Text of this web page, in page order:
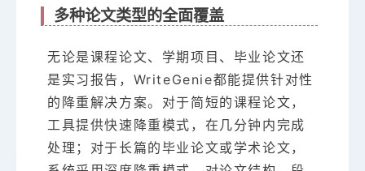
多种论文类型的全面覆盖
无论是课程论文、学期项目、毕业论文还
是实习报告，WriteGenie都能提供针对性
的降重解决方案。对于简短的课程论文，
工具提供快速降重模式，在几分钟内完成
处理；对于长篇的毕业论文或学术论文，